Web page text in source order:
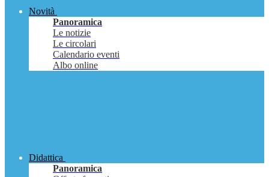
Novità
Panoramica
Le notizie
Le circolari
Calendario eventi
Albo online
Didattica
Panoramica